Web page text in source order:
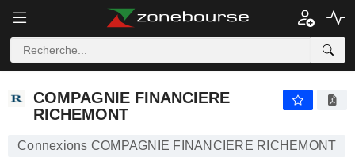
COMPAGNIE FINANCIERE
RICHEMONT
Connexions COMPAGNIE FINANCIERE RICHEMONT